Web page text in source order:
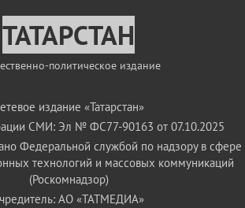
ТАТАРСТАН
политическое издание
издание «Татарстан»
СМИ: Эл № ФС77-90163 от 07.10.2025
Федеральной службой по надзору в сфере
технологий и массовых коммуникаций
(Роскомнадзор)
АО «ТАТМЕДИА»